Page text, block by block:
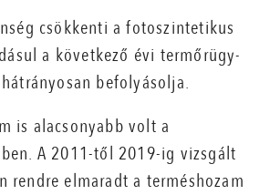
csökkenti a fotoszintetikus
a következő évi termőrügy-
befolyásolja.
is alacsonyabb volt a
A 2011-től 2019-ig vizsgált
rendre elmaradt a terméshozam